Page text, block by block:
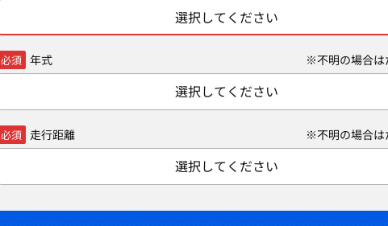
選択してください
必須 年式 ※不明の場合は
選択してください
必須 走行距離 ※不明の場合は
選択してください